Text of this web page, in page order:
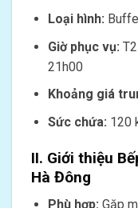
Loại hình:
Giờ phục vụ:
21h00
Khoảng giá
Sức chứa: 120
II. Giới thiệu
Hà Đông
Phù hợp: Gặp